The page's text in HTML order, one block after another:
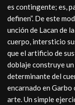
es contingente; es,
definen”. De este
unción de Lacan de
cuerpo, intersticio
que el artificio de
doblaje construye
determinante del
encarnado en Garbo
arte. Un simple